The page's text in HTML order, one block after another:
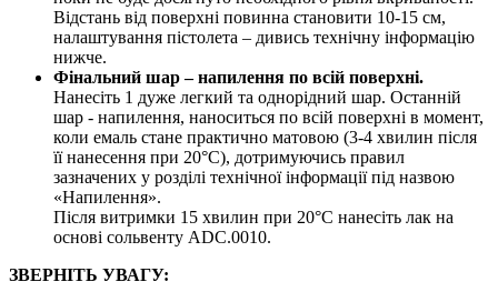
Відстань від поверхні повинна становити 10-15 см,
налаштування пістолета – дивись технічну інформацію
нижче.
Фінальний шар – напилення по всій поверхні.
Нанесіть 1 дуже легкий та однорідний шар. Останній
шар - напилення, наноситься по всій поверхні в момент,
коли емаль стане практично матовою (3-4 хвилин після
її нанесення при 20°C), дотримуючись правил
зазначених у розділі технічної інформації під назвою
«Напилення».
Після витримки 15 хвилин при 20°C нанесіть лак на
основі сольвенту ADC.0010.
ЗВЕРНІТЬ УВАГУ: